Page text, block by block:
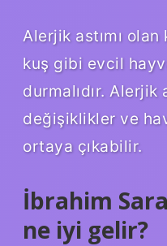
Alerjik astımı
kuş gibi evcil
durmalıdır.
değişiklikler ve
ortaya çıkabilir.
İbrahim
ne iyi gelir?